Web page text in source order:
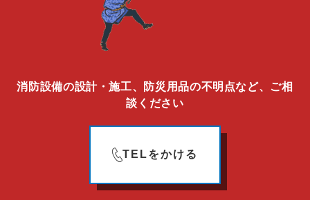
消防設備の設計・施工、防災用品の不明点など、ご相
談ください
TELをかける